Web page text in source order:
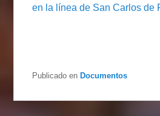
en la línea de San Carlos de
Publicado en Documentos